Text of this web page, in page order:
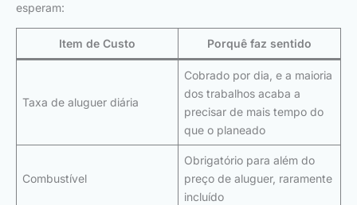
esperam:
Item de Custo Porquê faz sentido
Taxa de aluguer diária
Cobrado por dia, e a maioria
dos trabalhos acaba a
precisar de mais tempo do
que o planeado
Combustível
Obrigatório para além do
preço de aluguer, raramente
incluído